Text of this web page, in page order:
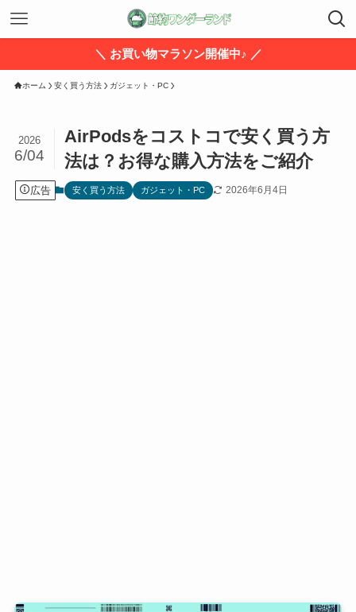
＼ お買い物マラソン開催中♪ ／
ホーム 安く買う方法 ガジェット・PC
AirPodsをコストコで安く買う方
法は？お得な購入方法をご紹介
2026
6/04
広告 安く買う方法 ガジェット・PC 2026年6月4日